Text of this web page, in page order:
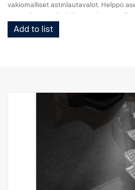
vakiomalliset astinlautavalot. Helppo
ruuvitaltta. "Kytke ja käytä" -liitäntä
Huomaa. Sopii vain kuorma-autoihin,
Add to list